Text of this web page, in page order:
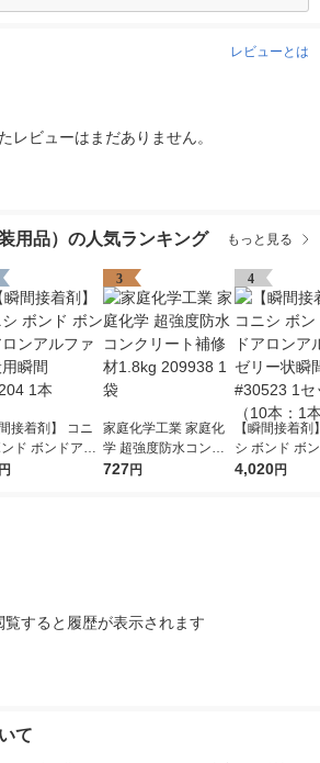
レビューとは
レビューはまだありません。
用品）の人気ランキング もっと見る
間接着剤】 コニ
ド ボンドアロ
ファ一般用瞬間
円
3
家庭化学工業 家庭化
学 超強度防水コンク
リート補修材1.8kg 20
727円
4
【瞬間接着剤
シ ボンド ボ
ンアルフアゼ
4,020円
覧すると履歴が表示されます
て